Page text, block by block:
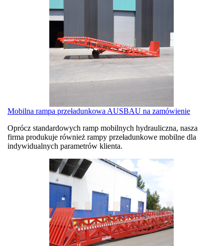
Mobilna rampa przeładunkowa AUSBAU na zamówienie
Oprócz standardowych ramp mobilnych hydrauliczna, nasza
firma produkuje również rampy przeładunkowe mobilne dla
indywidualnych parametrów klienta.